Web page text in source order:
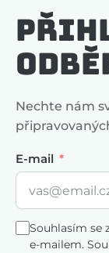
Nechte nám
E-mail
Souhlasím se
e-mailem.